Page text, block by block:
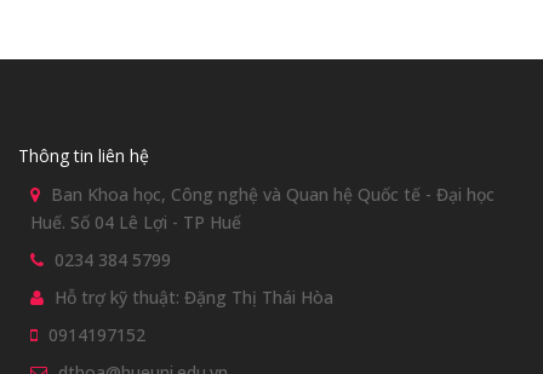
Thông tin liên hệ
Ban Khoa học, Công nghệ và Quan hệ Quốc tế - Đại học
Huế. Số 04 Lê Lợi - TP Huế
0234 384 5799
Hỗ trợ kỹ thuật: Đặng Thị Thái Hòa
0914197152